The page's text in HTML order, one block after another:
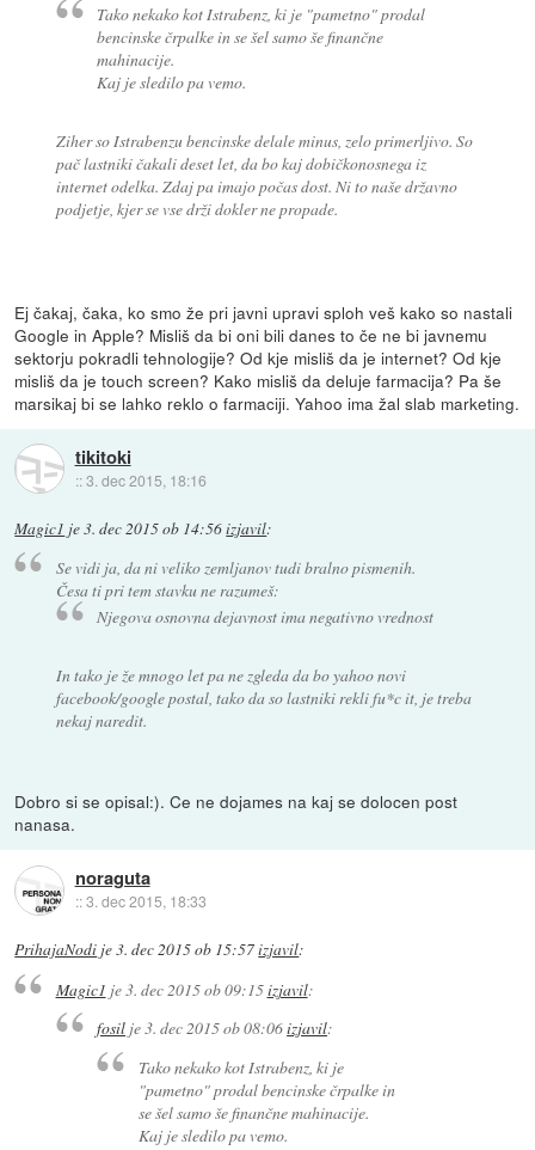
Tako nekako kot Istrabenz, ki je "pametno" prodal
bencinske črpalke in se šel samo še finančne
mahinacije.
Kaj je sledilo pa vemo.
Ziher so Istrabenzu bencinske delale minus, zelo primerljivo. So
pač lastniki čakali deset let, da bo kaj dobičkonosnega iz
internet odelka. Zdaj pa imajo počas dost. Ni to naše državno
podjetje, kjer se vse drži dokler ne propade.
Ej čakaj, čaka, ko smo že pri javni upravi sploh veš kako so nastali
Google in Apple? Misliš da bi oni bili danes to če ne bi javnemu
sektorju pokradli tehnologije? Od kje misliš da je internet? Od kje
misliš da je touch screen? Kako misliš da deluje farmacija? Pa še
marsikaj bi se lahko reklo o farmaciji. Yahoo ima žal slab marketing.
tikitoki
::3. dec 2015, 18:16
Magic1 je3. dec 2015 ob 14:56izjavil:
Se vidi ja, da ni veliko zemljanov tudi bralno pismenih.
Česa ti pri tem stavku ne razumeš:
Njegova osnovna dejavnost ima negativno vrednost
In tako je že mnogo let pa ne zgleda da bo yahoo novi
facebook/google postal, tako da so lastniki rekli fu*c it, je treba
nekaj naredit.
Dobro si se opisal:). Ce ne dojames na kaj se dolocen post
nanasa.
noraguta
::3. dec 2015, 18:33
PrihajaNodi je3. dec 2015 ob 15:57izjavil:
Magic1 je3. dec 2015 ob 09:15izjavil:
fosil je3. dec 2015 ob 08:06izjavil:
Tako nekako kot Istrabenz, ki je
"pametno" prodal bencinske črpalke in
se šel samo še finančne mahinacije.
Kaj je sledilo pa vemo.